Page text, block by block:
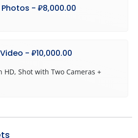
- ₽8,000.00
- ₽10,000.00
HD, Shot with Two Cameras +